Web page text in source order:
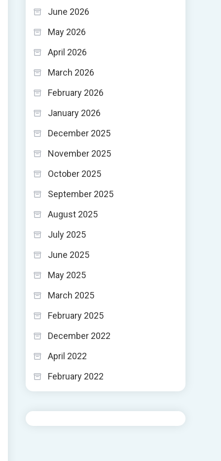
June 2026
May 2026
April 2026
March 2026
February 2026
January 2026
December 2025
November 2025
October 2025
September 2025
August 2025
July 2025
June 2025
May 2025
March 2025
February 2025
December 2022
April 2022
February 2022